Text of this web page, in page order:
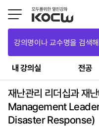
강의명이나 교수명을 검색
내 강의실 전공
재난관리 리더십과 재
Management
Disaster Response)